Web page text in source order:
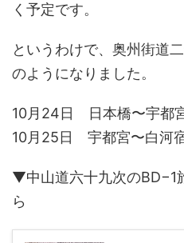
く予定です。
というわけで、奥州街道
のようになりました。
10月24日 日本橋〜宇都
10月25日 宇都宮〜白河
▼中山道六十九次のBD−1
ら